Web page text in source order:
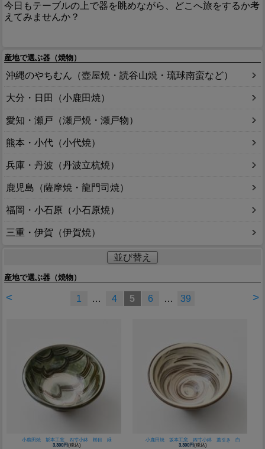
今日もテーブルの上で器を眺めながら、どこへ旅をするか考
えてみませんか？
産地で選ぶ器（焼物）
沖縄のやちむん（壺屋焼・読谷山焼・琉球南蛮など）
大分・日田（小鹿田焼）
愛知・瀬戸（瀬戸焼・瀬戸物）
熊本・小代（小代焼）
兵庫・丹波（丹波立杭焼）
鹿児島（薩摩焼・龍門司焼）
福岡・小石原（小石原焼）
三重・伊賀（伊賀焼）
並び替え
産地で選ぶ器（焼物）
< >
1 … 4 5 6 … 39
小鹿田焼 坂本工窯 四寸小鉢 櫛目 緑
3,300円(税込)
小鹿田焼 坂本工窯 四寸小鉢 藁引き 白
3,300円(税込)